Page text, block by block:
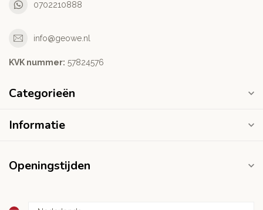
0702210888
info@geowe.nl
KVK nummer: ‭57824576‬
Categorieën
Informatie
Openingstijden